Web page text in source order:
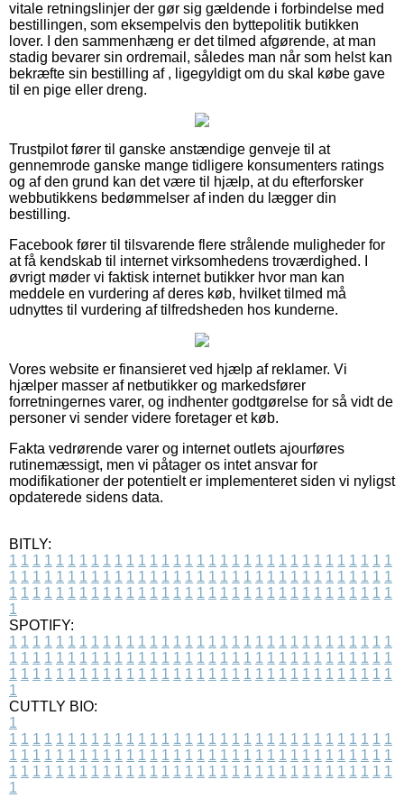
vitale retningslinjer der gør sig gældende i forbindelse med
bestillingen, som eksempelvis den byttepolitik butikken
lover. I den sammenhæng er det tilmed afgørende, at man
stadig bevarer sin ordremail, således man når som helst kan
bekræfte sin bestilling af , ligegyldigt om du skal købe gave
til en pige eller dreng.
Trustpilot fører til ganske anstændige genveje til at
gennemrode ganske mange tidligere konsumenters ratings
og af den grund kan det være til hjælp, at du efterforsker
webbutikkens bedømmelser af inden du lægger din
bestilling.
Facebook fører til tilsvarende flere strålende muligheder for
at få kendskab til internet virksomhedens troværdighed. I
øvrigt møder vi faktisk internet butikker hvor man kan
meddele en vurdering af deres køb, hvilket tilmed må
udnyttes til vurdering af tilfredsheden hos kunderne.
Vores website er finansieret ved hjælp af reklamer. Vi
hjælper masser af netbutikker og markedsfører
forretningernes varer, og indhenter godtgørelse for så vidt de
personer vi sender videre foretager et køb.
Fakta vedrørende varer og internet outlets ajourføres
rutinemæssigt, men vi påtager os intet ansvar for
modifikationer der potentielt er implementeret siden vi nyligst
opdaterede sidens data.
BITLY:
1 1 1 1 1 1 1 1 1 1 1 1 1 1 1 1 1 1 1 1 1 1 1 1 1 1 1 1 1 1 1 1 1
1 1 1 1 1 1 1 1 1 1 1 1 1 1 1 1 1 1 1 1 1 1 1 1 1 1 1 1 1 1 1 1 1
1 1 1 1 1 1 1 1 1 1 1 1 1 1 1 1 1 1 1 1 1 1 1 1 1 1 1 1 1 1 1 1 1
1
SPOTIFY:
1 1 1 1 1 1 1 1 1 1 1 1 1 1 1 1 1 1 1 1 1 1 1 1 1 1 1 1 1 1 1 1 1
1 1 1 1 1 1 1 1 1 1 1 1 1 1 1 1 1 1 1 1 1 1 1 1 1 1 1 1 1 1 1 1 1
1 1 1 1 1 1 1 1 1 1 1 1 1 1 1 1 1 1 1 1 1 1 1 1 1 1 1 1 1 1 1 1 1
1
CUTTLY BIO:
1
1 1 1 1 1 1 1 1 1 1 1 1 1 1 1 1 1 1 1 1 1 1 1 1 1 1 1 1 1 1 1 1 1
1 1 1 1 1 1 1 1 1 1 1 1 1 1 1 1 1 1 1 1 1 1 1 1 1 1 1 1 1 1 1 1 1
1 1 1 1 1 1 1 1 1 1 1 1 1 1 1 1 1 1 1 1 1 1 1 1 1 1 1 1 1 1 1 1 1
1